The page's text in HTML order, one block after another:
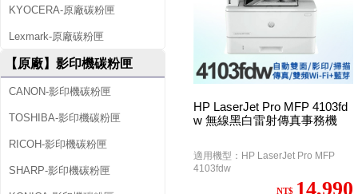
KYOCERA-原廠碳粉匣
Lexmark-原廠碳粉匣
【原廠】影印機碳粉匣
CANON-影印機碳粉匣
TOSHIBA-影印機碳粉匣
RICOH-影印機碳粉匣
SHARP-影印機碳粉匣
HP LaserJet Pro MFP 4103fd
w 無線黑白雷射傳真事務機
適用機型：HP LaserJet Pro MFP
4103fdw
NT$ 14,990